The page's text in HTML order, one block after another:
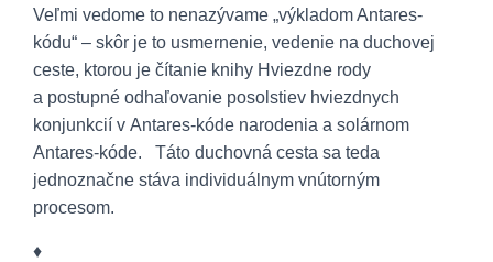
Veľmi vedome to nenazývame „výkladom Antares-
kódu“ – skôr je to usmernenie, vedenie na duchovej
ceste, ktorou je čítanie knihy Hviezdne rody
a postupné odhaľovanie posolstiev hviezdnych
konjunkcií v Antares-kóde narodenia a solárnom
Antares-kóde. Táto duchovná cesta sa teda
jednoznačne stáva individuálnym vnútorným
procesom.
♦